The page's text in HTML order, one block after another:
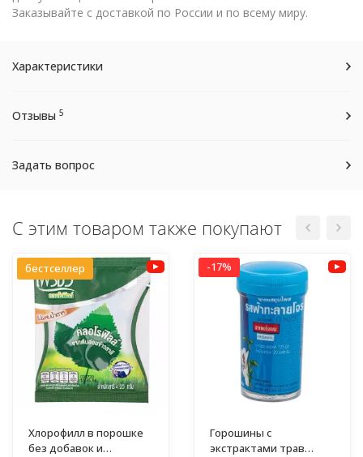
Заказывайте с доставкой по России и по всему миру.
Характеристики
Отзывы 5
Задать вопрос
С этим товаром также покупают
бестселлер
Хлорофилл в порошке
без добавок и
-17%
Горошины с
экстрактами трав